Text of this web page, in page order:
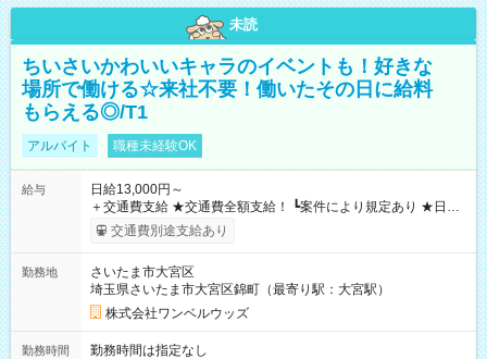
未読
ちいさいかわいいキャラのイベントも！好きな
場所で働ける☆来社不要！働いたその日に給料
もらえる◎/T1
アルバイト 職種未経験OK
給与
日給13,000円～
＋交通費支給 ★交通費全額支給！ ┗案件により規定あり ★日払
いOK！（規定あり） ┗働いたその日に現金GET♪ お仕事後はコ
ンビニATMから 日払い分を引き落とせます！ 【試用期間】試
交通費別途支給あり
勤務地
さいたま市大宮区
埼玉県さいたま市大宮区錦町（最寄り駅：大宮駅）
株式会社ワンベルウッズ
勤務時間
勤務時間は指定なし